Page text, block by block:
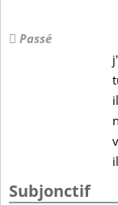
Passé
j'
Subjonctif